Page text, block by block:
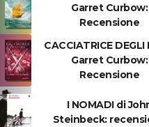
Garret Curbow:
Recensione
CACCIATRICE DEGLI
Garret Curbow:
Recensione
I NOMADI di
Steinbeck: